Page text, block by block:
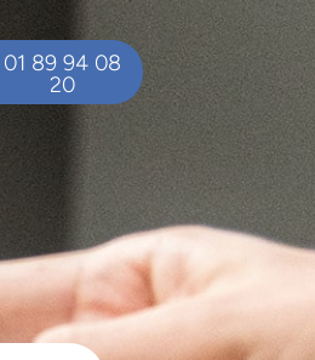
01 89 94 08
20